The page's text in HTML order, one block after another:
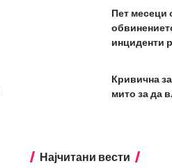
Пет месеци
инциденти
Кривична
мито за да
Најчитани вести